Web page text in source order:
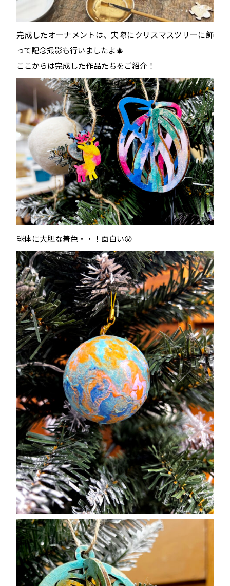
完成したオーナメントは、実際にクリスマスツリーに飾
って記念撮影も行いましたよ🎄
ここからは完成した作品たちをご紹介！
球体に大胆な着色・・！面白い😮